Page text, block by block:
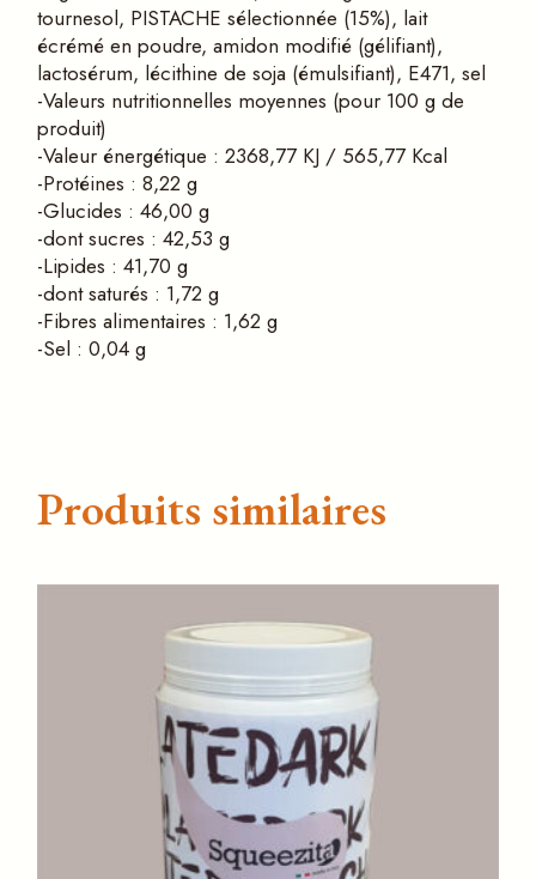
tournesol, PISTACHE sélectionnée (15%), lait
écrémé en poudre, amidon modifié (gélifiant),
lactosérum, lécithine de soja (émulsifiant), E471, sel
-Valeurs nutritionnelles moyennes (pour 100 g de
produit)
-Valeur énergétique : 2368,77 KJ / 565,77 Kcal
-Protéines : 8,22 g
-Glucides : 46,00 g
-dont sucres : 42,53 g
-Lipides : 41,70 g
-dont saturés : 1,72 g
-Fibres alimentaires : 1,62 g
-Sel : 0,04 g
Produits similaires